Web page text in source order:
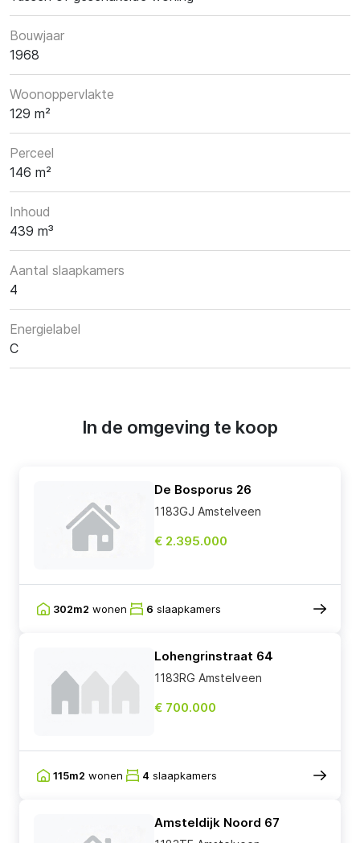
Bouwjaar
1968
Woonoppervlakte
129 m²
Perceel
146 m²
Inhoud
439 m³
Aantal slaapkamers
4
Energielabel
C
In de omgeving te koop
De Bosporus 26
1183GJ Amstelveen
€ 2.395.000
302m2 wonen 6 slaapkamers
Lohengrinstraat 64
1183RG Amstelveen
€ 700.000
115m2 wonen 4 slaapkamers
Amsteldijk Noord 67